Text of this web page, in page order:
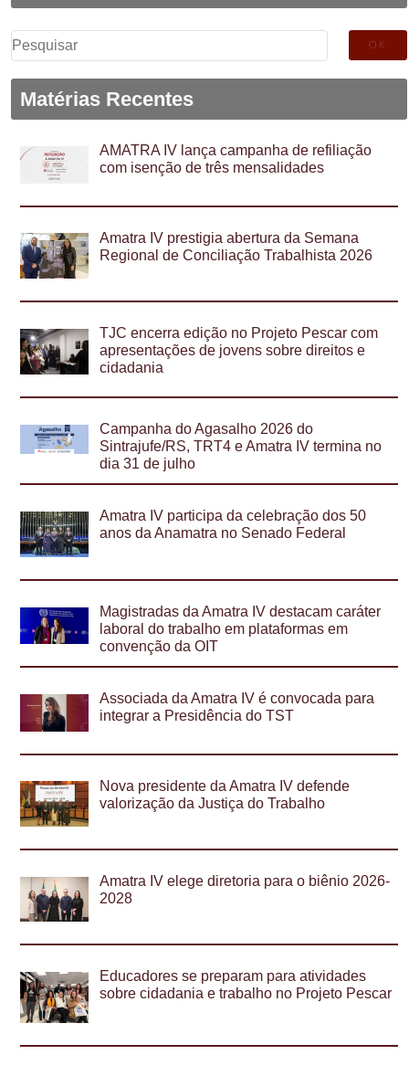
Pesquisar
por:
Matérias Recentes
AMATRA IV lança campanha de refiliação
com isenção de três mensalidades
Amatra IV prestigia abertura da Semana
Regional de Conciliação Trabalhista 2026
TJC encerra edição no Projeto Pescar com
apresentações de jovens sobre direitos e
cidadania
Campanha do Agasalho 2026 do
Sintrajufe/RS, TRT4 e Amatra IV termina no
dia 31 de julho
Amatra IV participa da celebração dos 50
anos da Anamatra no Senado Federal
Magistradas da Amatra IV destacam caráter
laboral do trabalho em plataformas em
convenção da OIT
Associada da Amatra IV é convocada para
integrar a Presidência do TST
Nova presidente da Amatra IV defende
valorização da Justiça do Trabalho
Amatra IV elege diretoria para o biênio 2026-
2028
Educadores se preparam para atividades
sobre cidadania e trabalho no Projeto Pescar